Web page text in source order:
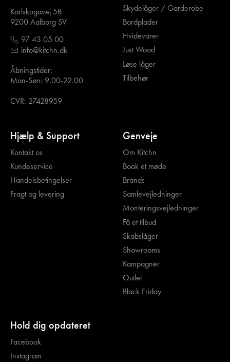
Karlskogavej 5B
9200 Aalborg SV
97 43 05 00
info@kitchn.dk
Åbningstider:
Man-Søn: 9.00-22.00
CVR: 27428959
Skydelåger / Garderobe
Bordplader
Hvidevarer
Just Wood
Løse låger
Tilbehør
Hjælp & Support
Kontakt os
Kundeservice
Handelsbetingelser
Fragt og levering
Genveje
Om Kitchn
Book et møde
Brands
Samlevejledninger
Monteringsvejledninger
Få et tilbud
Skabslåger
Showrooms
Kampagner
Outlet
Black Friday
Hold dig opdateret
Facebook
Instagram